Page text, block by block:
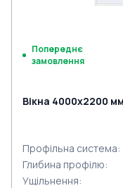
Попереднє
замовлення
Вікна 4000x2200
Профільна система:
Глибина профілю:
Ущільнення: